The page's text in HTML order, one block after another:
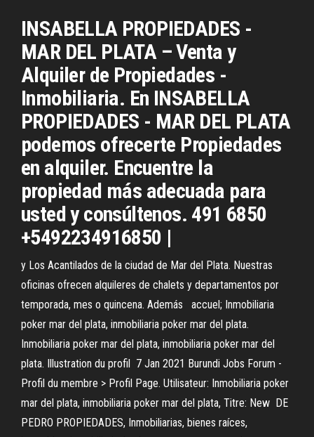
INSABELLA PROPIEDADES -
MAR DEL PLATA – Venta y
Alquiler de Propiedades -
Inmobiliaria. En INSABELLA
PROPIEDADES - MAR DEL PLATA
podemos ofrecerte Propiedades
en alquiler. Encuentre la
propiedad más adecuada para
usted y consúltenos. 491 6850
+5492234916850 |
y Los Acantilados de la ciudad de Mar del Plata. Nuestras
oficinas ofrecen alquileres de chalets y departamentos por
temporada, mes o quincena. Además accuel; Inmobiliaria
poker mar del plata, inmobiliaria poker mar del plata.
Inmobiliaria poker mar del plata, inmobiliaria poker mar del
plata. Illustration du profil 7 Jan 2021 Burundi Jobs Forum -
Profil du membre > Profil Page. Utilisateur: Inmobiliaria poker
mar del plata, inmobiliaria poker mar del plata, Titre: New DE
PEDRO PROPIEDADES, Inmobiliarias, bienes raíces,